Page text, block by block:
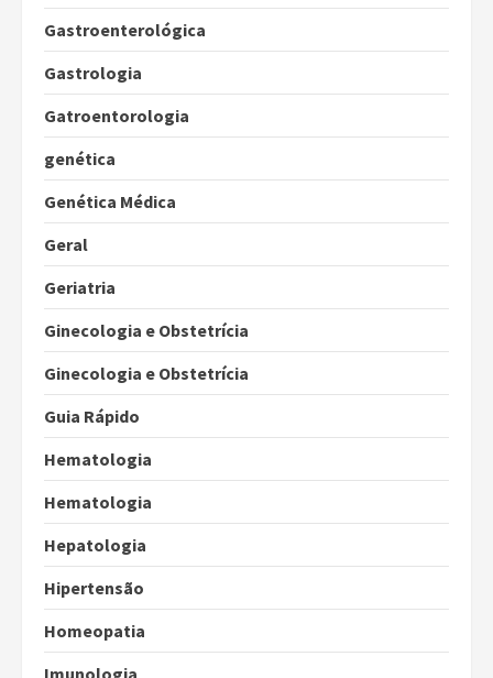
Gastroenterológica
Gastrologia
Gatroentorologia
genética
Genética Médica
Geral
Geriatria
Ginecologia e Obstetrícia
Ginecologia e Obstetrícia
Guia Rápido
Hematologia
Hematologia
Hepatologia
Hipertensão
Homeopatia